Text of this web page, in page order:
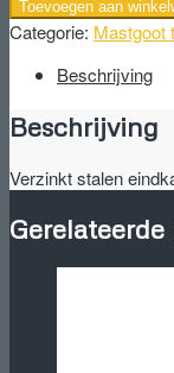
eindkap
aluzinc
goot
125/88
mm.
aantal
Toevoegen aan
Categorie: Mastgoot
Beschrijving
Beschrijving
Verzinkt stalen